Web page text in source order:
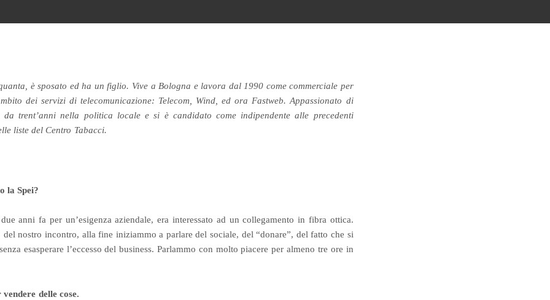
è sposato ed ha un figlio. Vive a Bologna e lavora dal 1990 come commerciale per
dei servizi di telecomunicazione: Telecom, Wind, ed ora Fastweb. Appassionato di
da trent’anni nella politica locale e si è candidato come indipendente alle precedenti
liste del Centro Tabacci.
la Spei?
anni fa per un’esigenza aziendale, era interessato ad un collegamento in fibra ottica.
nostro incontro, alla fine iniziammo a parlare del sociale, del “donare”, del fatto che si
esasperare l’eccesso del business. Parlammo con molto piacere per almeno tre ore in
delle cose.